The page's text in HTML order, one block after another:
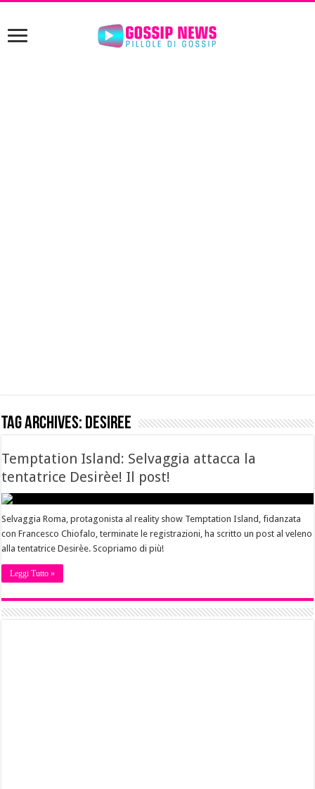
Tag Archives: desiree
Temptation Island: Selvaggia attacca la
tentatrice Desirèe! Il post!
Selvaggia Roma, protagonista al reality show Temptation Island, fidanzata
con Francesco Chiofalo, terminate le registrazioni, ha scritto un post al veleno
alla tentatrice Desirèe. Scopriamo di più!
Leggi Tutto »